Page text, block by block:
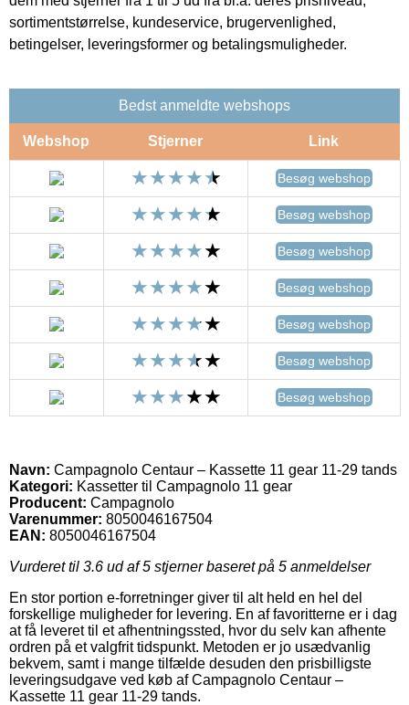
sortimentstørrelse, kundeservice, brugervenlighed,
betingelser, leveringsformer og betalingsmuligheder.
Bedst anmeldte webshops
Webshop Stjerner Link
Besøg webshop
Besøg webshop
Besøg webshop
Besøg webshop
Besøg webshop
Besøg webshop
Besøg webshop
Navn: Campagnolo Centaur – Kassette 11 gear 11-29 tands
Kategori: Kassetter til Campagnolo 11 gear
Producent: Campagnolo
Varenummer: 8050046167504
EAN: 8050046167504
Vurderet til 3.6 ud af 5 stjerner baseret på 5 anmeldelser
En stor portion e-forretninger giver til alt held en hel del
forskellige muligheder for levering. En af favoritterne er i dag
at få leveret til et afhentningssted, hvor du selv kan afhente
ordren på et valgfrit tidspunkt. Metoden er jo usædvanlig
bekvem, samt i mange tilfælde desuden den prisbilligste
leveringsudgave ved køb af Campagnolo Centaur –
Kassette 11 gear 11-29 tands.